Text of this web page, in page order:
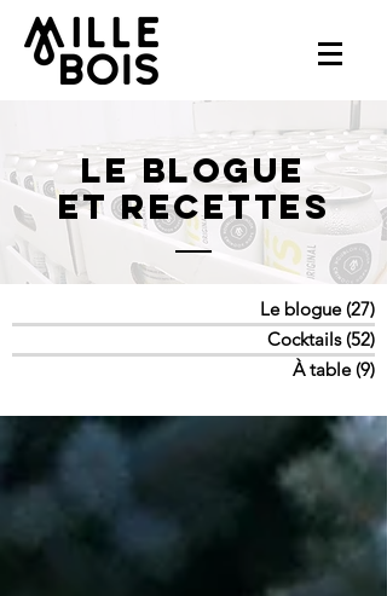
LE BLOGUE
ET RECETTES
Le blogue (27)
Cocktails (52)
À table (9)